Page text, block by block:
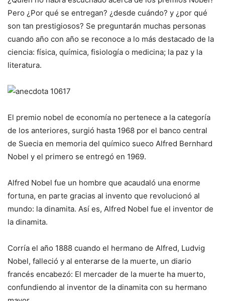
Pero ¿Por qué se entregan? ¿desde cuándo? y ¿por qué
son tan prestigiosos? Se preguntarán muchas personas
cuando año con año se reconoce a lo más destacado de la
ciencia: física, química, fisiología o medicina; la paz y la
literatura.
El premio nobel de economía no pertenece a la categoría
de los anteriores, surgió hasta 1968 por el banco central
de Suecia en memoria del químico sueco Alfred Bernhard
Nobel y el primero se entregó en 1969.
Alfred Nobel fue un hombre que acaudaló una enorme
fortuna, en parte gracias al invento que revolucionó al
mundo: la dinamita. Así es, Alfred Nobel fue el inventor de
la dinamita.
Corría el año 1888 cuando el hermano de Alfred, Ludvig
Nobel, falleció y al enterarse de la muerte, un diario
francés encabezó: El mercader de la muerte ha muerto,
confundiendo al inventor de la dinamita con su hermano